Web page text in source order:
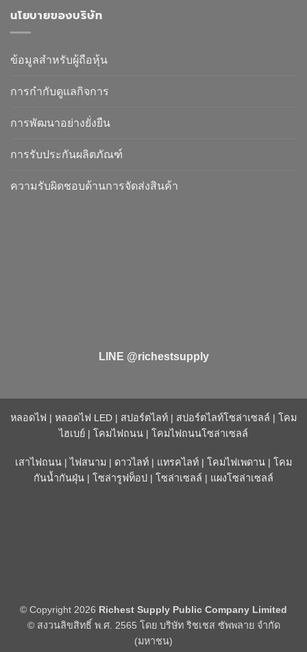
นโยบายของบริษัท
ข้อมูลสำหรับผู้ถือหุ้น
การกำกับดูแลกิจการ
การพัฒนาอย่างยั่งยืน
การรับประกันผลิตภัณฑ์
ความรับผิดชอบด้านการจัดส่งสินค้า
LINE @richestsupply
หลอดไฟ | หลอดไฟ LED | สปอร์ตไลท์ | สปอร์ตไลท์โซล่าเซลล์ | โคม
ไฮเบย์ | โคมไฟถนน | โคมไฟถนนโซล่าเซลล์
เสาไฟถนน |ไฟสนาม | ดาวไลท์ | แทรคไลท์ | โคมไฟเพดาน | โคม
กันน้ำกันฝุ่น | โซล่ารูฟท็อป | โซล่าเซลล์ | แผงโซล่าเซลล์
© Copyright 2026 Richest Supply Public Company Limited
© สงวนลิขสิทธิ์ พ.ศ. 2565 โดย บริษัท ริชเชส ซัพพลาย จำกัด
(มหาชน)